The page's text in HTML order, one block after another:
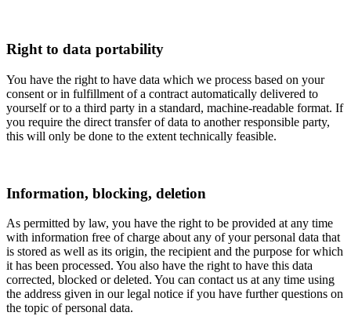
Right to data portability
You have the right to have data which we process based on your
consent or in fulfillment of a contract automatically delivered to
yourself or to a third party in a standard, machine-readable format. If
you require the direct transfer of data to another responsible party,
this will only be done to the extent technically feasible.
Information, blocking, deletion
As permitted by law, you have the right to be provided at any time
with information free of charge about any of your personal data that
is stored as well as its origin, the recipient and the purpose for which
it has been processed. You also have the right to have this data
corrected, blocked or deleted. You can contact us at any time using
the address given in our legal notice if you have further questions on
the topic of personal data.